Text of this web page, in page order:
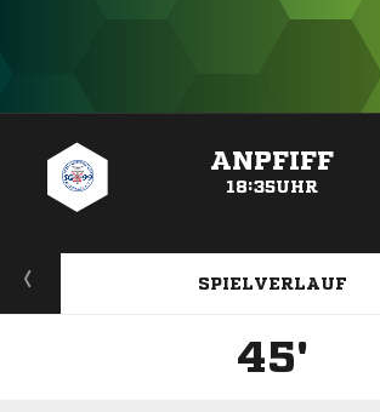
ANPFIFF
18:35UHR
SPIELVERLAUF
45'